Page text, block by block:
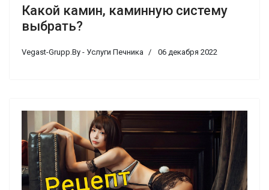
Какой камин, каминную систему
выбрать?
Vegast-Grupp.By - Услуги Печника 06 декабря 2022